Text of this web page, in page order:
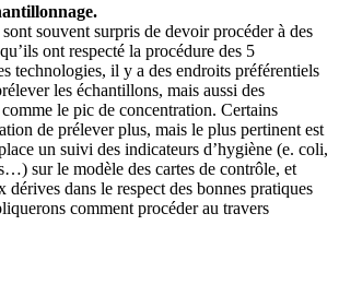
souvent surpris de devoir procéder à des
ont respecté la procédure des 5
technologies, il y a des endroits préférentiels
les échantillons, mais aussi des
le pic de concentration. Certains
de prélever plus, mais le plus pertinent est
un suivi des indicateurs d’hygiène (e. coli,
sur le modèle des cartes de contrôle, et
dérives dans le respect des bonnes pratiques
comment procéder au travers